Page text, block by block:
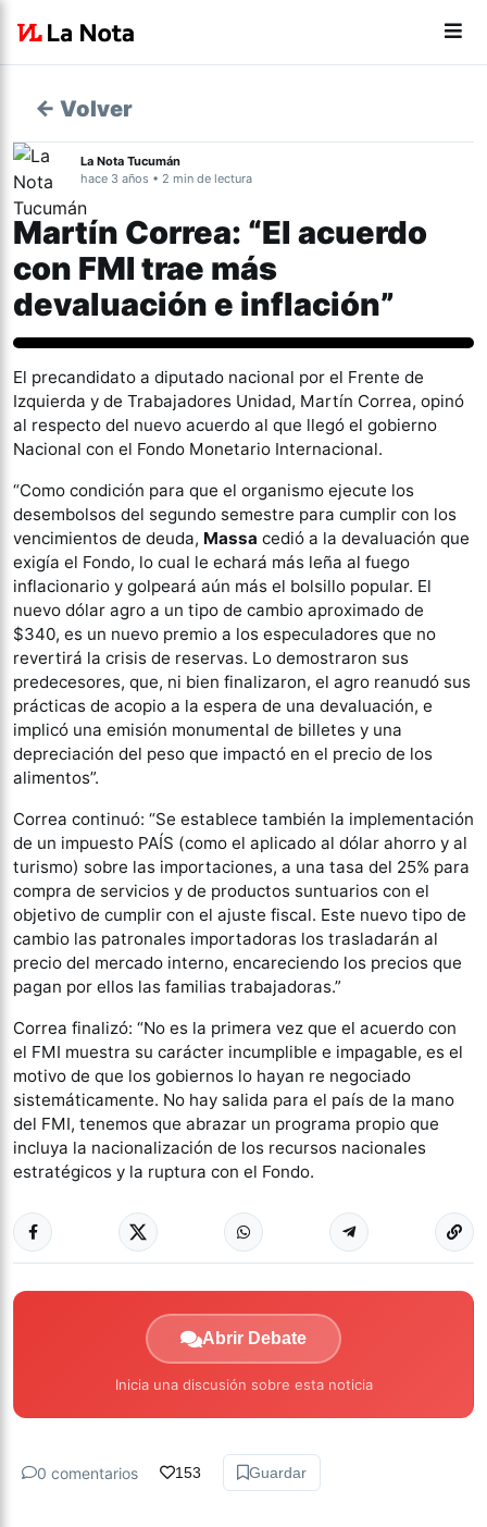
← Volver
La Nota Tucumán
hace 3 años • 2 min de lectura
Martín Correa: “El acuerdo
con FMI trae más
devaluación e inflación”
El precandidato a diputado nacional por el Frente de
Izquierda y de Trabajadores Unidad, Martín Correa, opinó
al respecto del nuevo acuerdo al que llegó el gobierno
Nacional con el Fondo Monetario Internacional.
“Como condición para que el organismo ejecute los
desembolsos del segundo semestre para cumplir con los
vencimientos de deuda, Massa cedió a la devaluación que
exigía el Fondo, lo cual le echará más leña al fuego
inflacionario y golpeará aún más el bolsillo popular. El
nuevo dólar agro a un tipo de cambio aproximado de
$340, es un nuevo premio a los especuladores que no
revertirá la crisis de reservas. Lo demostraron sus
predecesores, que, ni bien finalizaron, el agro reanudó sus
prácticas de acopio a la espera de una devaluación, e
implicó una emisión monumental de billetes y una
depreciación del peso que impactó en el precio de los
alimentos”.
Correa continuó: “Se establece también la implementación
de un impuesto PAÍS (como el aplicado al dólar ahorro y al
turismo) sobre las importaciones, a una tasa del 25% para
compra de servicios y de productos suntuarios con el
objetivo de cumplir con el ajuste fiscal. Este nuevo tipo de
cambio las patronales importadoras los trasladarán al
precio del mercado interno, encareciendo los precios que
pagan por ellos las familias trabajadoras.”
Correa finalizó: “No es la primera vez que el acuerdo con
el FMI muestra su carácter incumplible e impagable, es el
motivo de que los gobiernos lo hayan re negociado
sistemáticamente. No hay salida para el país de la mano
del FMI, tenemos que abrazar un programa propio que
incluya la nacionalización de los recursos nacionales
estratégicos y la ruptura con el Fondo.
Abrir Debate
Inicia una discusión sobre esta noticia
0 comentarios 153 Guardar